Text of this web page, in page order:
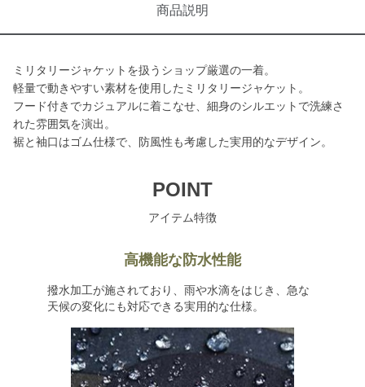
商品説明
ミリタリージャケットを扱うショップ厳選の一着。
軽量で動きやすい素材を使用したミリタリージャケット。
フード付きでカジュアルに着こなせ、細身のシルエットで洗練さ
れた雰囲気を演出。
裾と袖口はゴム仕様で、防風性も考慮した実用的なデザイン。
POINT
アイテム特徴
高機能な防水性能
撥水加工が施されており、雨や水滴をはじき、急な
天候の変化にも対応できる実用的な仕様。